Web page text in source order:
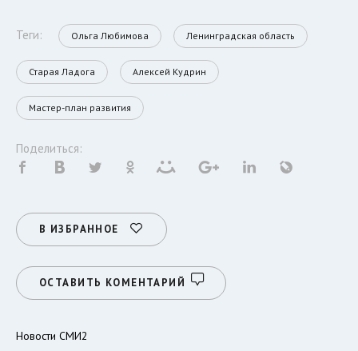
Теги: Ольга Любимова Ленинградская область
Старая Ладога Алексей Кудрин
Мастер-план развития
Поделиться:
В ИЗБРАННОЕ
ОСТАВИТЬ КОМЕНТАРИЙ
Новости СМИ2